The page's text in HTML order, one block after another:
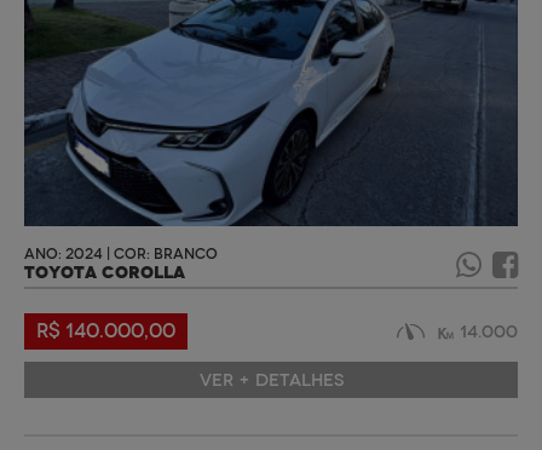
ANO: 2024 | COR: BRANCO
TOYOTA COROLLA
R$ 140.000,00 14.000
VER + DETALHES